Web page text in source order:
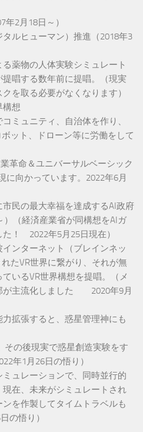
2月18日～）
ルヒューマン）推進（2018年3
薬物の人体実験シミュレート
唱する数年前に提唱。（現実
を取る必要がなくなります）
構想
ミュニティ、自治体を作り、
ット、ドローン等に労働をして
革命＆ユニバーサルベーシック
に向かっています。2022年6月
民の最大幸福を達成するAI政府
（経済産業省が同構想をAIガ
！ 2022年5月25日現在）
ンターネット（ブレインネッ
たVR世界に繋がり、それが無
いるVR世界構想を提唱。（メ
が主流化しました 2020年9月
拡張すると、惑星管理神にも
その後現実で惑星創造実験をす
年1月26日の悟り）
ュレーションで、同時並行的
在、未来がシミュレートされ
を作製してタイムトラベルも
の悟り）